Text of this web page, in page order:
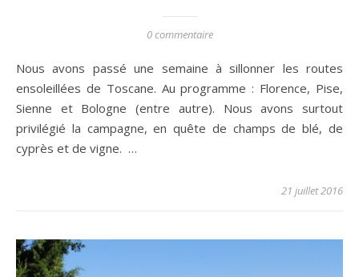
0 commentaire
Nous avons passé une semaine à sillonner les routes
ensoleillées de Toscane. Au programme : Florence, Pise,
Sienne et Bologne (entre autre). Nous avons surtout
privilégié la campagne, en quête de champs de blé, de
cyprès et de vigne. …
21 juillet 2016